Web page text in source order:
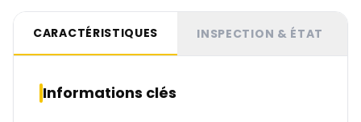
CARACTÉRISTIQUES INSPECTION & ÉTAT
Informations clés